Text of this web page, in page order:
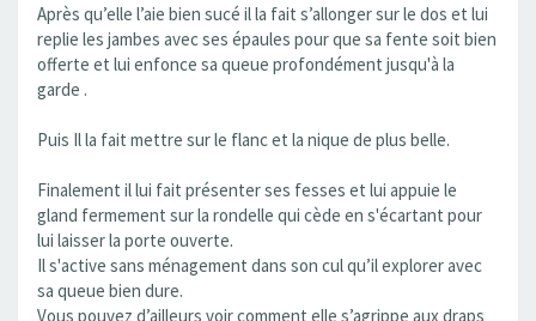
Après qu’elle l’aie bien sucé il la fait s’allonger sur le dos et lui
replie les jambes avec ses épaules pour que sa fente soit bien
offerte et lui enfonce sa queue profondément jusqu'à la
garde .
Puis Il la fait mettre sur le flanc et la nique de plus belle.
Finalement il lui fait présenter ses fesses et lui appuie le
gland fermement sur la rondelle qui cède en s'écartant pour
lui laisser la porte ouverte.
Il s'active sans ménagement dans son cul qu’il explorer avec
sa queue bien dure.
Vous pouvez d’ailleurs voir comment elle s’agrippe aux draps